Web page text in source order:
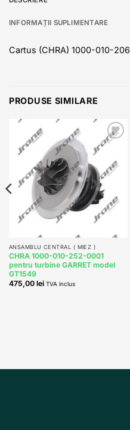
INFORMAȚII SUPLIMENTARE
Cartus (CHRA) 1000-010-206
PRODUSE SIMILARE
Add to
ANSAMBLU CENTRAL ( MIEZ )
CHRA 1000-010-252-0001
pentru turbine GARRET model
GT1549
475,00 lei TVA inclus